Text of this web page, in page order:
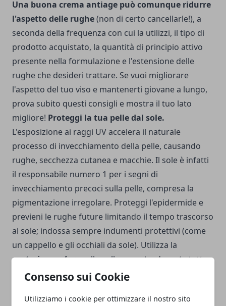
Consenso sui Cookie
Utilizziamo i cookie per ottimizzare il nostro sito
Una buona crema antiage può comunque ridurre
l'aspetto delle rughe(non di certo cancellarle!), a
seconda della frequenza con cui la utilizzi, il tipo di
prodotto acquistato, la quantità di principio attivo
presente nella formulazione e l'estensione delle
rughe che desideri trattare. Se vuoi migliorare
l'aspetto del tuo viso e mantenerti giovane a lungo,
prova subito questi consigli e mostra il tuo lato
migliore! Proteggi la tua pelle dal sole.
L'esposizione ai raggi UV accelera il naturale
processo di invecchiamento della pelle, causando
rughe, secchezza cutanea e macchie. Il sole è infatti
il responsabile numero 1 per i segni di
invecchiamento precoci sulla pelle, compresa la
pigmentazione irregolare. Proteggi l'epidermide e
previeni le rughe future limitando il tempo trascorso
al sole; indossa sempre indumenti protettivi (come
un cappello e gli occhiali da sole). Utilizza la
protezione solaresulla pelle esposta, durante tutto
l'anno, ogni volta che sei all'aperto.
nuovi prodotti per la cura della tua pelle, scegli quelli